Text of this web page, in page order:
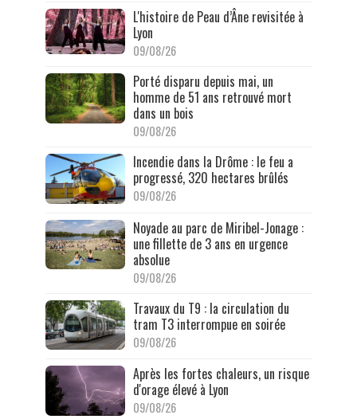
L'histoire de Peau d’Âne revisitée à
Lyon
09/08/26
Porté disparu depuis mai, un
homme de 51 ans retrouvé mort
dans un bois
09/08/26
Incendie dans la Drôme : le feu a
progressé, 320 hectares brûlés
09/08/26
Noyade au parc de Miribel-Jonage :
une fillette de 3 ans en urgence
absolue
09/08/26
Travaux du T9 : la circulation du
tram T3 interrompue en soirée
09/08/26
Après les fortes chaleurs, un risque
d'orage élevé à Lyon
09/08/26